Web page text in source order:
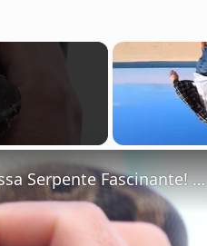
A Magnífica Python Ball: Descubra Tudo Sobre Essa Serpente Fascinante!